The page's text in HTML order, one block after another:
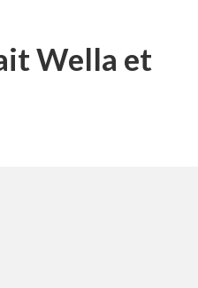
Wella et